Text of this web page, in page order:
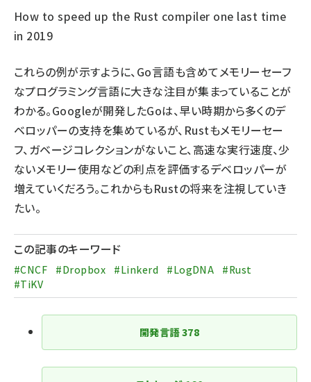
How to speed up the Rust compiler one last time
in 2019
これらの例が示すように、Go言語も含めてメモリーセーフ
なプログラミング言語に大きな注目が集まっていることが
わかる。Googleが開発したGoは、早い時期から多くのデ
ベロッパーの支持を集めているが、Rustもメモリーセー
フ、ガベージコレクションがないこと、高速な実行速度、少
ないメモリー使用などの利点を評価するデベロッパーが
増えていくだろう。これからもRustの将来を注視していき
たい。
この記事のキーワード
#CNCF #Dropbox #Linkerd #LogDNA
#Rust
#TiKV
開発言語378